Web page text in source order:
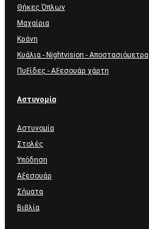
Θήκες Όπλων
Μαχαίρια
Κράνη
Κυάλια - Nightvision - Αποστασιόμετρα
Πυξίδες - Αξεσουάρ χάρτη
Αστυνομία
Αστυνομία
Στολές
Υπόδηση
Αξεσουάρ
Σήματα
Βιβλία